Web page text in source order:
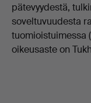
pätevyydestä,
soveltuvuudesta
tuomioistuimessa
oikeusaste on